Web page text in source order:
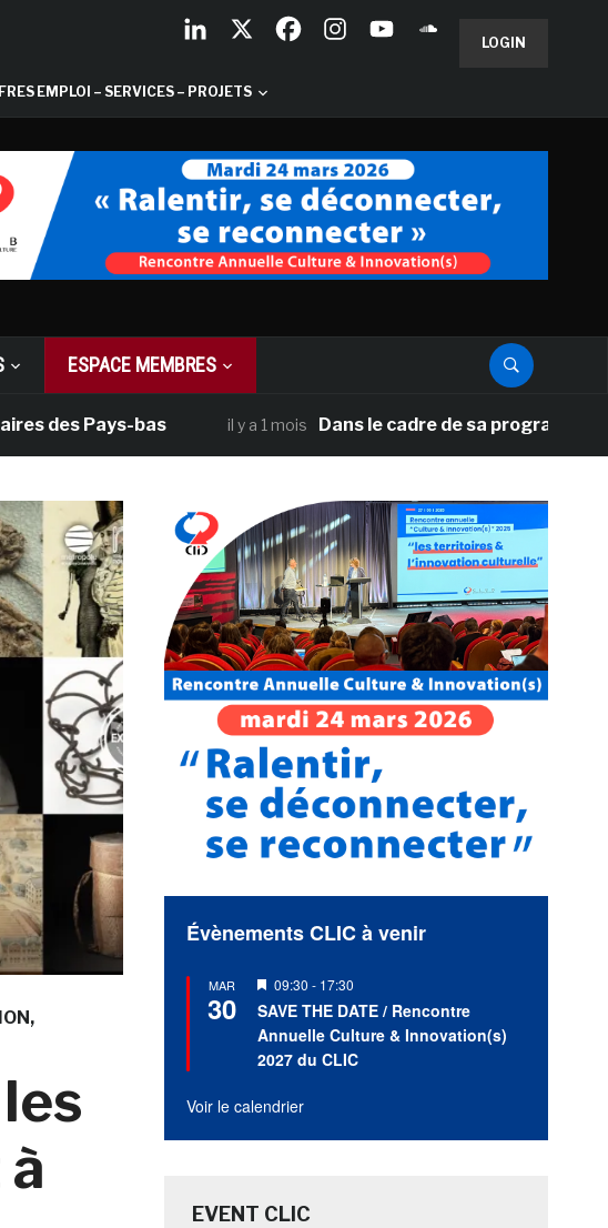
LOGIN
EMPLOI – SERVICES – PROJETS
ESPACE MEMBRES
Pays-bas il y a 1 mois Dans le cadre de sa programmation
Évènements CLIC à venir
MAR
30
Mis
en
avant
09:30 - 17:30
SAVE THE DATE / Rencontre
Annuelle Culture & Innovation(s)
2027 du CLIC
Voir le calendrier
EVENT CLIC